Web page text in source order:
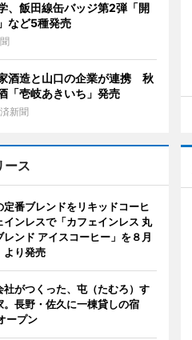
、飯田線缶バッジ第2弾「開
など5種発売
酒造と山口の企業が連携 秋
「壱岐あきいち」発売
新聞
ース
定番ブレンドをリキッドコーヒ
インレスで「カフェインレス 丸
レンド アイスコーヒー」を８月
より発売
社がつくった、屯（たむろ）す
。長野・佐久に一棟貸しの宿
ープン